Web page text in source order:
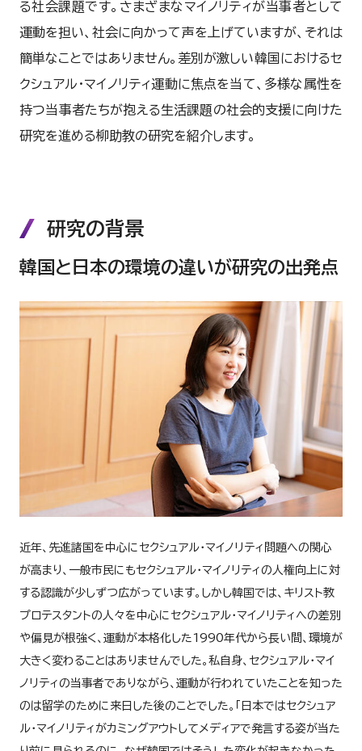
る社会課題です。さまざまなマイノリティが当事者として
運動を担い、社会に向かって声を上げていますが、それは
簡単なことではありません。差別が激しい韓国におけるセ
クシュアル・マイノリティ運動に焦点を当て、多様な属性を
持つ当事者たちが抱える生活課題の社会的支援に向けた
研究を進める柳助教の研究を紹介します。
研究の背景
韓国と日本の環境の違いが研究の出発点
近年、先進諸国を中心にセクシュアル・マイノリティ問題への関心
が高まり、一般市民にもセクシュアル・マイノリティの人権向上に対
する認識が少しずつ広がっています。しかし韓国では、キリスト教
プロテスタントの人々を中心にセクシュアル・マイノリティへの差別
や偏見が根強く、運動が本格化した1990年代から長い間、環境が
大きく変わることはありませんでした。私自身、セクシュアル・マイ
ノリティの当事者でありながら、運動が行われていたことを知った
のは留学のために来日した後のことでした。「日本ではセクシュア
ル・マイノリティがカミングアウトしてメディアで発言する姿が当た